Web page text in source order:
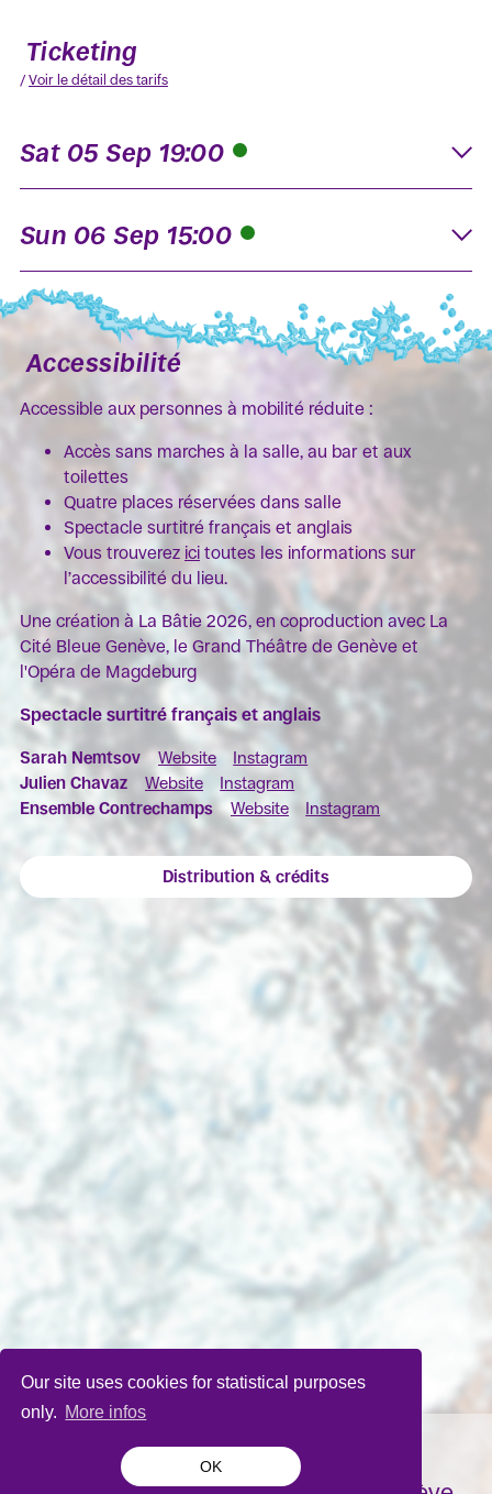
Our site uses cookies for statistical purposes
only. More infos
OK
Ticketing
/Voir le détail des tarifs
Sat 05 Sep 19:00
Sun 06 Sep 15:00
Accessibilité
Accessible aux personnes à mobilité réduite :
Accès sans marches à la salle, au bar et aux
toilettes
Quatre places réservées dans salle
Spectacle surtitré français et anglais
Vous trouverez ici toutes les informations sur
l’accessibilité du lieu.
Une création à La Bâtie 2026, en coproduction avec La
Cité Bleue Genève, le Grand Théâtre de Genève et
l'Opéra de Magdeburg
Spectacle surtitré français et anglais
Sarah Nemtsov Website
Instagram
Julien Chavaz Website
Instagram
Ensemble Contrechamps Website Instagram
Distribution & crédits